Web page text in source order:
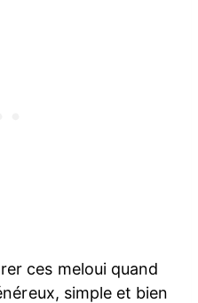
ces meloui quand
simple et bien